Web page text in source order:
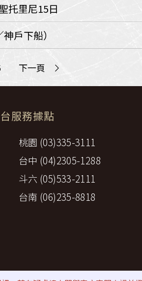
地托里尼15日
戶下船）
下一頁 >
服務據點
桃園 (03)335-3111
台中 (04)2305-1288
斗六 (05)533-2111
台南 (06)235-8818